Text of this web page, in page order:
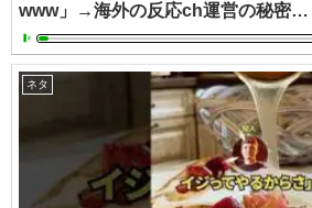
www」→海外の反応ch運営の秘密…
ネタ